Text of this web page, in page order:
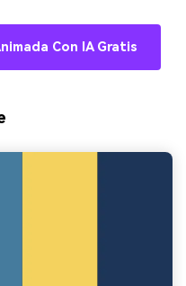
Con IA Gratis